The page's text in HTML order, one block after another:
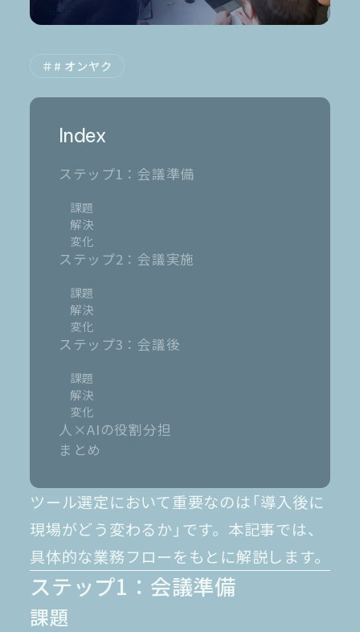
0120-105-891
# オンヤク
Index
ステップ1：会議準備
課題
解決
変化
ステップ2：会議実施
課題
解決
変化
ステップ3：会議後
課題
解決
変化
人×AIの役割分担
まとめ
ツール選定において重要なのは「導入後に
現場がどう変わるか」です。本記事では、
具体的な業務フローをもとに解説します。
ステップ1：会議準備
課題